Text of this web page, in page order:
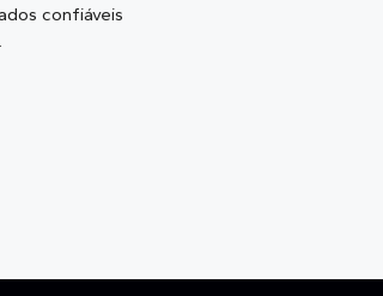
confiáveis